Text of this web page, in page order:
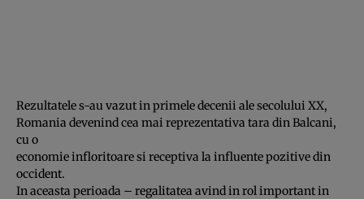
Rezultatele s-au vazut in primele decenii ale secolului XX,
Romania devenind cea mai reprezentativa tara din Balcani,
cu o
economie infloritoare si receptiva la influente pozitive din
occident.
In aceasta perioada – regalitatea avind in rol important in